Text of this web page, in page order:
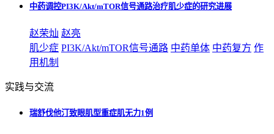
中药调控PI3K/Akt/mTOR信号通路治疗肌少症的研究进展
赵荣灿 赵亮
肌少症 PI3K/Akt/mTOR信号通路 中药单体 中药复方 作
用机制
实践与交流
瑞舒伐他汀致眼肌型重症肌无力1例